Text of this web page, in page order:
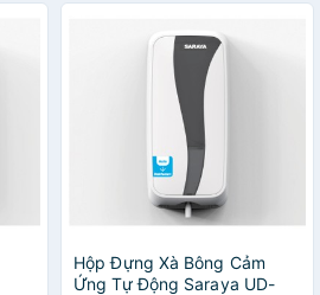
Hộp Đựng Xà Bông Cảm
Ứng Tự Động Saraya UD-